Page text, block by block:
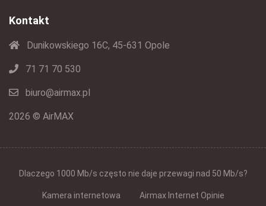
Kontakt
Dunikowskiego 16C, 45-631 Opole
71 71 70 530
biuro@airmax.pl
2026 © AirMAX
Dlaczego 1000 Mb/s często nie daje przewagi nad 50 Mb/s?
Kamera internetowa Airmax Internet Opinie